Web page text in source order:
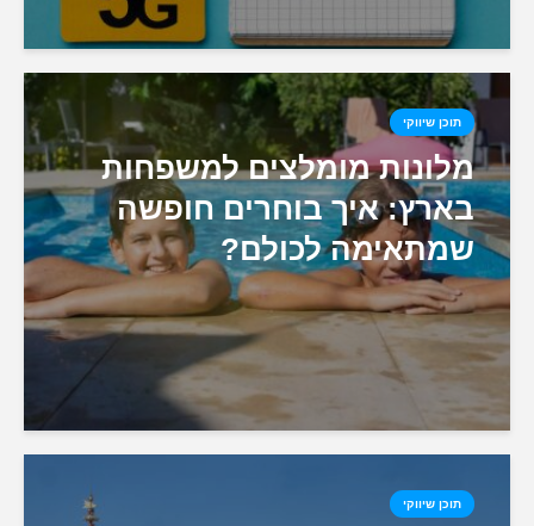
תוכן שיווקי
מלונות מומלצים למשפחות
בארץ: איך בוחרים חופשה
שמתאימה לכולם?
תוכן שיווקי